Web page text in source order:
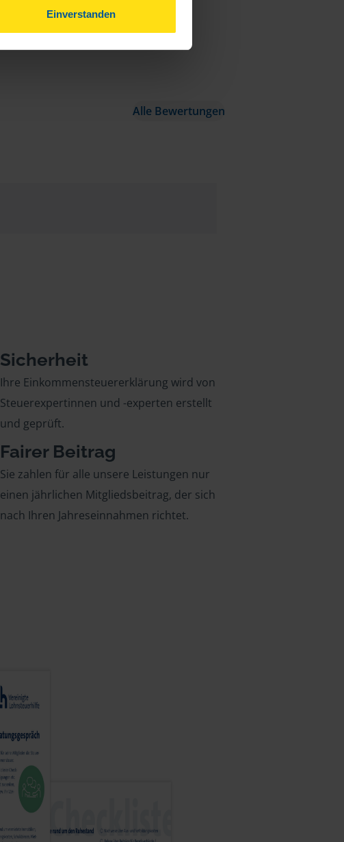
Einverstanden
Alle Bewertungen
Sicherheit
Ihre Einkommensteuererklärung wird von
Steuerexpertinnen und -experten erstellt
und geprüft.
Fairer Beitrag
Sie zahlen für alle unsere Leistungen nur
einen jährlichen Mitgliedsbeitrag, der sich
nach Ihren Jahreseinnahmen richtet.